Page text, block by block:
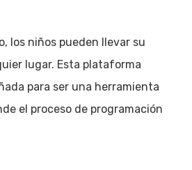
los niños pueden llevar su
lugar. Esta plataforma
para ser una herramienta
el proceso de programación